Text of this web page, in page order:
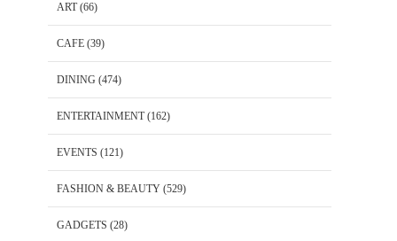
ART(66)
CAFE (39)
DINING (474)
ENTERTAINMENT(162)
EVENTS (121)
FASHION & BEAUTY (529)
GADGETS (28)